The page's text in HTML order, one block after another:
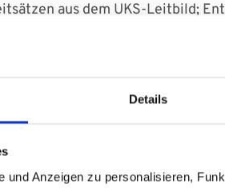
Details
und Anzeigen zu personalisieren,
aus dem UKS-Leitbild;
Nachwuchs
und Schulung
wie und womit macht
Schulqualität und
und Berichtswesen
und Durchführung von